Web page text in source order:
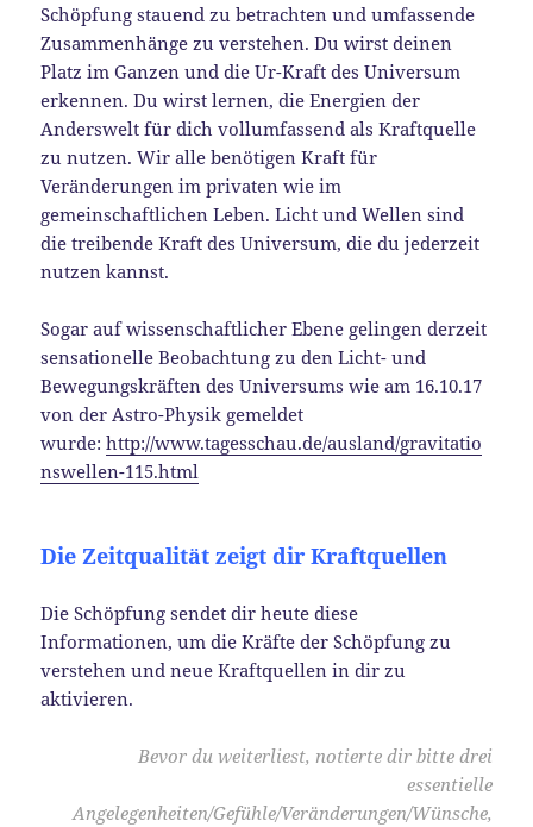
Schöpfung stauend zu betrachten und umfassende
Zusammenhänge zu verstehen. Du wirst deinen
Platz im Ganzen und die Ur-Kraft des Universum
erkennen. Du wirst lernen, die Energien der
Anderswelt für dich vollumfassend als Kraftquelle
zu nutzen. Wir alle benötigen Kraft für
Veränderungen im privaten wie im
gemeinschaftlichen Leben. Licht und Wellen sind
die treibende Kraft des Universum, die du jederzeit
nutzen kannst.
Sogar auf wissenschaftlicher Ebene gelingen derzeit
sensationelle Beobachtung zu den Licht- und
Bewegungskräften des Universums wie am 16.10.17
von der Astro-Physik gemeldet
wurde:http://www.tagesschau.de/ausland/gravitatio
nswellen-115.html
Die Zeitqualität zeigt dir Kraftquellen
Die Schöpfung sendet dir heute diese
Informationen, um die Kräfte der Schöpfung zu
verstehen und neue Kraftquellen in dir zu
aktivieren.
Bevor du weiterliest, notierte dir bitte drei
essentielle
Angelegenheiten/Gefühle/Veränderungen/Wünsche,